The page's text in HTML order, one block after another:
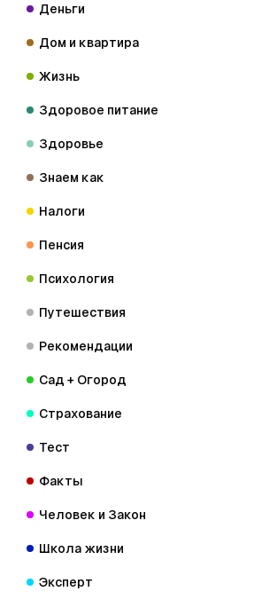
Деньги
Дом и квартира
Жизнь
Здоровое питание
Здоровье
Знаем как
Налоги
Пенсия
Психология
Путешествия
Рекомендации
Сад + Огород
Страхование
Тест
Факты
Человек и Закон
Школа жизни
Эксперт